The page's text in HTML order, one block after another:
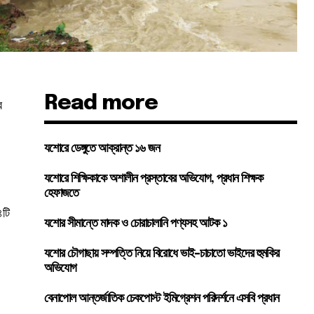
Read more
যশোরে ডেঙ্গুতে আক্রান্ত ১৬ জন
যশোরে শিক্ষিকাকে অশালীন প্রস্তাবের অভিযোগ, প্রধান শিক্ষক
হেফাজতে
যশোর সীমান্তে মাদক ও চোরাচালানি পণ্যসহ আটক ১
যশোর চৌগাছায় সম্পত্তি নিয়ে বিরোধে ভাই-চাচাতো ভাইদের হুমকির
অভিযোগ
বেনাপোল আন্তর্জাতিক চেকপোস্ট ইমিগ্রেশন পরিদর্শনে এসবি প্রধান